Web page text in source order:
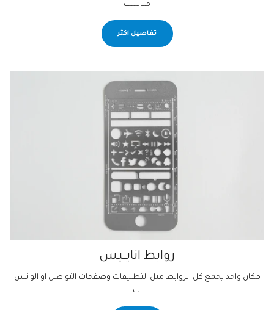
مناسب
تفاصيل اكثر
روابط انايــيس
مكان واحد يجمع كل الروابط مثل التطبيقات وصفحات التواصل او الواتس
اب